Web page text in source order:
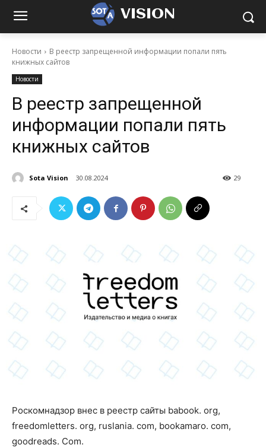
VISION
Новости
В реестр запрещенной информации попали пять
книжных сайтов
Новости
В реестр запрещенной
информации попали пять
книжных сайтов
Sota Vision 30.08.2024 29
Роскомнадзор внес в реестр сайты babook. org,
freedomletters. org, ruslania. com, bookamaro. com,
goodreads. Com.